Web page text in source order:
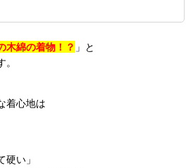
木綿の着物！？ 」と
着心地は
硬い」